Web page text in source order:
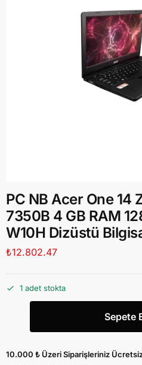
PC NB Acer One 14
7350B 4 GB RAM
W10H Dizüstü
₺12.802.47
1 adet stokta
Sepete
10.000 ₺ Üzeri Siparişleriniz